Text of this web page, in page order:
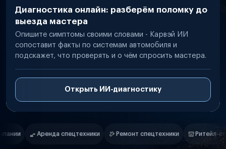
Диагностика онлайн: разберём поломку до
выезда мастера
Опишите симптомы своими словами - Карвэй ИИ
сопоставит факты по системам автомобиля и
подскажет, что проверять и о чём спросить мастера.
Открыть ИИ-диагностику
Нам доверяют
Ремонт спецтехники Ритейл-сети Управляющие
Маркетплейсы